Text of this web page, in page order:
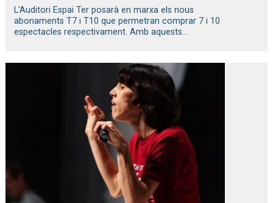
L'Auditori Espai Ter posarà en marxa els nous
abonaments T7 i T10 que permetran comprar 7 i 10
espectacles respectivament. Amb aquests...